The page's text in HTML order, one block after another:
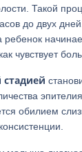
Такой
до двух
ребенок
чувствует
обилием